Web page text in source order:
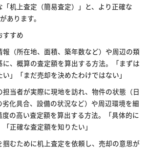
机上査定（簡易査定）」と、より正確な
あります。
すすめ
（所在地、面積、築年数など）や周辺の類
、概算の査定額を算出する方法。「まずは
」「まだ売却を決めたわけではない」
当者が実際に現地を訪れ、物件の状態（日
化具合、設備の状況など）や周辺環境を細
の高い査定額を算出する方法。「具体的に
正確な査定額を知りたい」
掴むために机上査定を依頼し、売却の意思が